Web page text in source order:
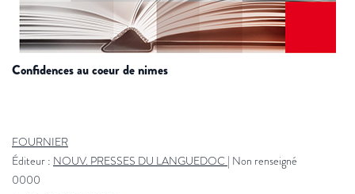
confidences au coeur de nimes
FOURNIER
Éditeur : NOUV. PRESSES DU LANGUEDOC | Non renseigné
0000